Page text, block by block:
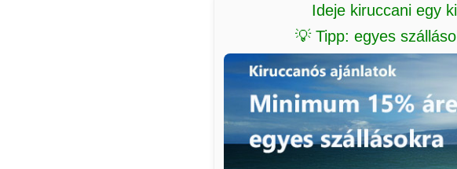
Ideje kiruccani egy
💡 Tipp: egyes